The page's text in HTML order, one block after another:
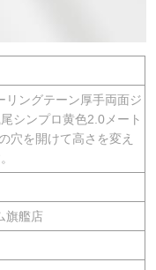
リングテーン厚手両面ジ
シンプロ黄色2.0メート
穴を開けて高さを変え
旗艦店